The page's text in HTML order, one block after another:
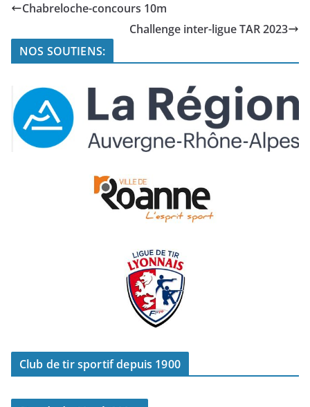
Chabreloche-concours 10m
Challenge inter-ligue TAR 2023
NOS SOUTIENS:
Club de tir sportif depuis 1900